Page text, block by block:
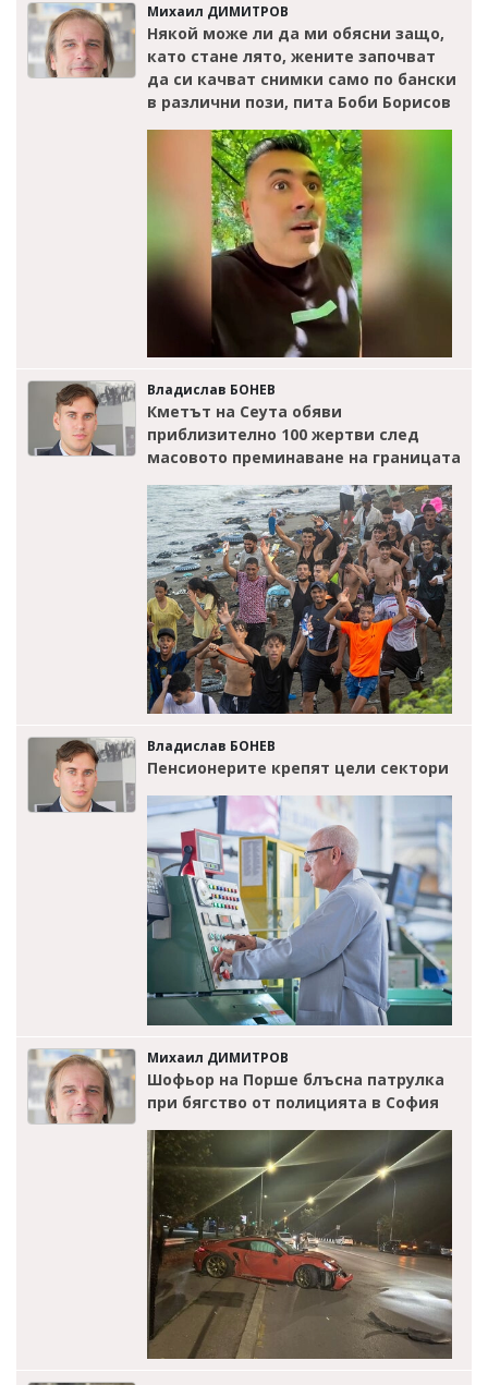
Михаил ДИМИТРОВ
Някой може ли да ми обясни защо,
като стане лято, жените започват
да си качват снимки само по бански
в различни пози, пита Боби Борисов
Владислав БОНЕВ
Кметът на Сеута обяви
приблизително 100 жертви след
масовото преминаване на границата
Владислав БОНЕВ
Пенсионерите крепят цели сектори
Михаил ДИМИТРОВ
Шофьор на Порше блъсна патрулка
при бягство от полицията в София